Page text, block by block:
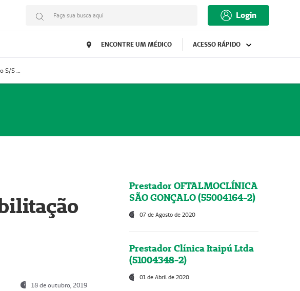
Faça sua busca aqui Login
ENCONTRE UM MÉDICO ACESSO RÁPIDO
Prestador CERPAM – Centro de Reabilitação S/S Ltda-ME (52004274-8)
18 de outubro, 2019
Prestador OFTALMOCLÍNICA
SÃO GONÇALO (55004164-2)
07 de Agosto de 2020
Prestador Clínica Itaipú Ltda
(51004348-2)
01 de Abril de 2020